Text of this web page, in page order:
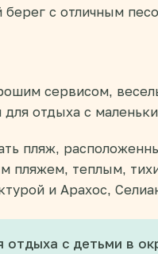
с отличным
сервисом,
отдыха с
пляж,
пляжем, теплым,
и Арахос,
отдыха с детьми в